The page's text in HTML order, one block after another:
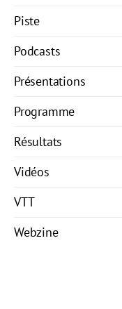
Piste
Podcasts
Présentations
Programme
Résultats
Vidéos
VTT
Webzine